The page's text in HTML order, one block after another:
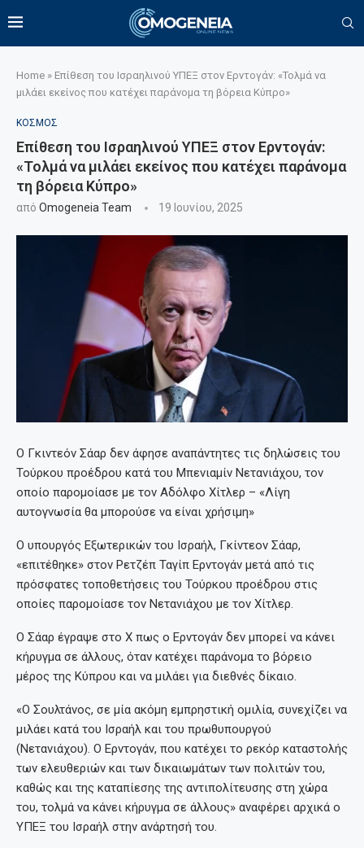
Home » Επίθεση του Ισραηλινού ΥΠΕΞ στον Ερντογάν: «Τολμά να
μιλάει εκείνος που κατέχει παράνομα τη βόρεια Κύπρο»
ΚΟΣΜΟΣ
Επίθεση του Ισραηλινού ΥΠΕΞ στον Ερντογάν:
«Τολμά να μιλάει εκείνος που κατέχει παράνομα
τη βόρεια Κύπρο»
από Omogeneia Team 19 Ιουνίου, 2025
Ο Γκιντεόν Σάαρ δεν άφησε αναπάντητες τις δηλώσεις του
Τούρκου προέδρου κατά του Μπενιαμίν Νετανιάχου, τον
οποίο παρομοίασε με τον Αδόλφο Χίτλερ – «Λίγη
αυτογνωσία θα μπορούσε να είναι χρήσιμη»
Ο υπουργός Εξωτερικών του Ισραήλ, Γκίντεον Σάαρ,
«επιτέθηκε» στον Ρετζέπ Ταγίπ Ερντογάν μετά από τις
πρόσφατες τοποθετήσεις του Τούρκου προέδρου στις
οποίες παρομοίασε τον Νετανιάχου με τον Χίτλερ.
Ο Σάαρ έγραψε στο X πως ο Ερντογάν δεν μπορεί να κάνει
κήρυγμα σε άλλους, όταν κατέχει παράνομα το βόρειο
μέρος της Κύπρου και να μιλάει για διεθνές δίκαιο.
«Ο Σουλτάνος, σε μία ακόμη εμπρηστική ομιλία, συνεχίζει να
μιλάει κατά του Ισραήλ και του πρωθυπουργού
(Νετανιάχου). Ο Ερντογάν, που κατέχει το ρεκόρ καταστολής
των ελευθεριών και των δικαιωμάτων των πολιτών του,
καθώς και της καταπίεσης της αντιπολίτευσης στη χώρα
του, τολμά να κάνει κήρυγμα σε άλλους» αναφέρει αρχικά ο
ΥΠΕΞ του Ισραήλ στην ανάρτησή του.